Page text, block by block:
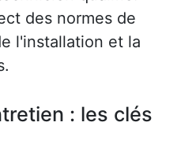
des normes de
l'installation et la
: les clés